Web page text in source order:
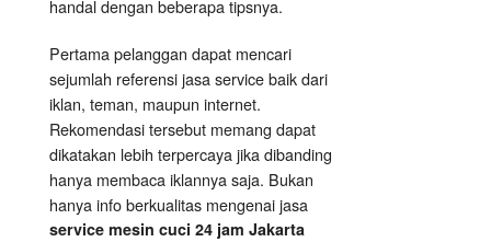
handal dengan beberapa tipsnya.
Pertama pelanggan dapat mencari
sejumlah referensi jasa service baik dari
iklan, teman, maupun internet.
Rekomendasi tersebut memang dapat
dikatakan lebih terpercaya jika dibanding
hanya membaca iklannya saja. Bukan
hanya info berkualitas mengenai jasa
service mesin cuci 24 jam Jakarta